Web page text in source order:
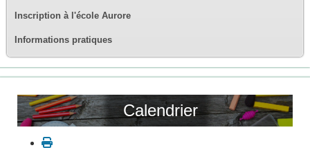
Inscription à l'école Aurore
Informations pratiques
Calendrier